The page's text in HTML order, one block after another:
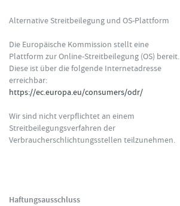
Alternative Streitbeilegung und OS-Plattform
Die Europäische Kommission stellt eine
Plattform zur Online-Streitbeilegung (OS) bereit.
Diese ist über die folgende Internetadresse
erreichbar:
https://ec.europa.eu/consumers/odr/
Wir sind nicht verpflichtet an einem
Streitbeilegungsverfahren der
Verbraucherschlichtungsstellen teilzunehmen.
Haftungsausschluss